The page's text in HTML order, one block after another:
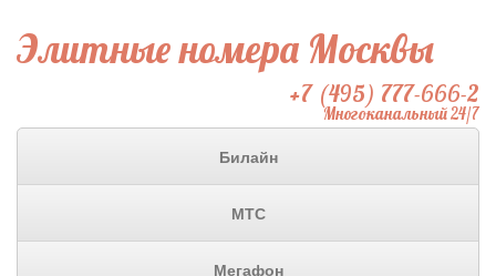
Элитные номера Москвы
+7 (495) 777-666-2
Многоканальный 24/7
Билайн
МТС
Мегафон